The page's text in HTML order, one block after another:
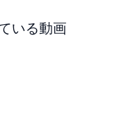
いる動画